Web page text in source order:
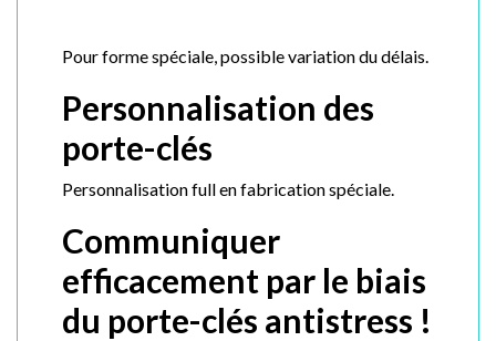
Pour forme spéciale, possible variation du délais.
Personnalisation des
porte-clés
Personnalisation full en fabrication spéciale.
Communiquer
efficacement par le biais
du porte-clés antistress !